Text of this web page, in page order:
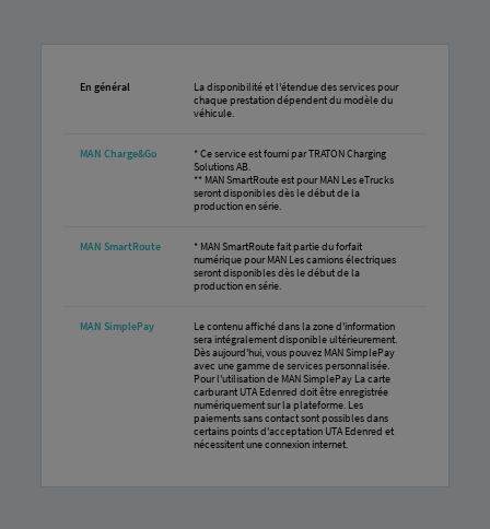
En général
La disponibilité et l'étendue des services pour
chaque prestation dépendent du modèle du
véhicule.
MAN Charge&Go
* Ce service est fourni par TRATON Charging
Solutions AB.
** MAN SmartRoute est pour MAN Les eTrucks
seront disponibles dès le début de la
production en série.
MAN SmartRoute
* MAN SmartRoute fait partie du forfait
numérique pour MAN Les camions électriques
seront disponibles dès le début de la
production en série.
MAN SimplePay
Le contenu affiché dans la zone d'information
sera intégralement disponible ultérieurement.
Dès aujourd'hui, vous pouvez MAN SimplePay
avec une gamme de services personnalisée.
Pour l'utilisation de MAN SimplePay La carte
carburant UTA Edenred doit être enregistrée
numériquement sur la plateforme. Les
paiements sans contact sont possibles dans
certains points d'acceptation UTA Edenred et
nécessitent une connexion internet.